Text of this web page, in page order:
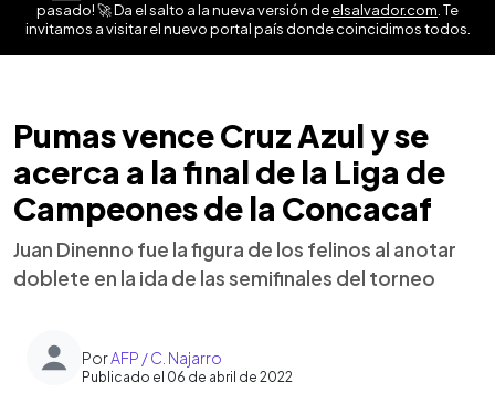
pasado! 🚀 Da el salto a la nueva versión deelsalvador.com . Te
invitamos a visitar el nuevo portal país donde coincidimos todos.
Pumas vence Cruz Azul y se
acerca a la final de la Liga de
Campeones de la Concacaf
Juan Dinenno fue la figura de los felinos al anotar
doblete en la ida de las semifinales del torneo
PorAFP / C. Najarro
Publicado el 06 de abril de 2022